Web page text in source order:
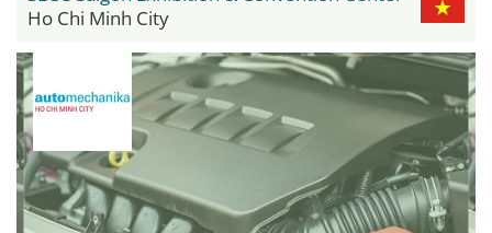
Ho Chi Minh City